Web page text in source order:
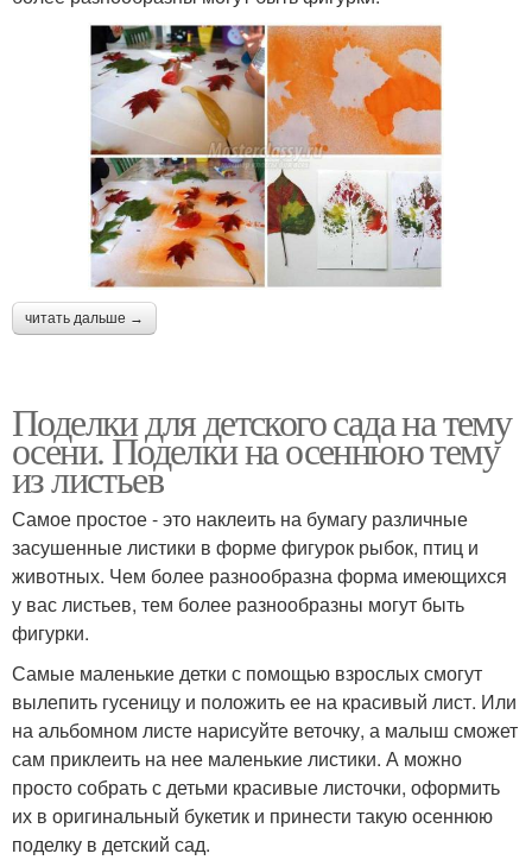
читать дальше →
Поделки для детского сада на тему
осени. Поделки на осеннюю тему
из листьев
Самое простое - это наклеить на бумагу различные
засушенные листики в форме фигурок рыбок, птиц и
животных. Чем более разнообразна форма имеющихся
у вас листьев, тем более разнообразны могут быть
фигурки.
Самые маленькие детки с помощью взрослых смогут
вылепить гусеницу и положить ее на красивый лист. Или
на альбомном листе нарисуйте веточку, а малыш сможет
сам приклеить на нее маленькие листики. А можно
просто собрать с детьми красивые листочки, оформить
их в оригинальный букетик и принести такую осеннюю
поделку в детский сад.